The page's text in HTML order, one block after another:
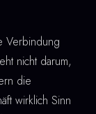
Verbindung
nicht darum,
die
wirklich Sinn